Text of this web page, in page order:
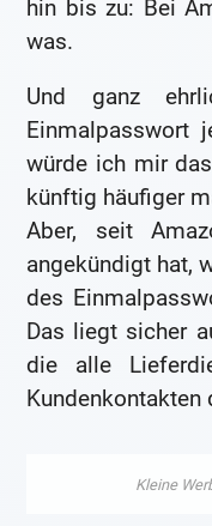
hin bis zu: Bei
was.
Und ganz
Einmalpasswort
würde ich mir
künftig häufiger
Aber, seit
angekündigt hat,
des
Das liegt sicher
die alle
Kundenkontakten